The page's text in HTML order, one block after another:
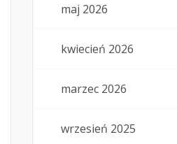
maj 2026
kwiecień 2026
marzec 2026
wrzesień 2025